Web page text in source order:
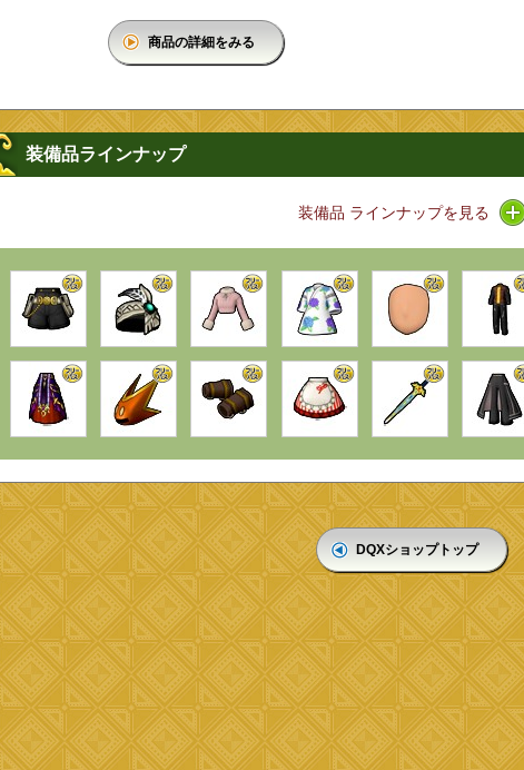
商品の詳細をみる
装備品ラインナップ
装備品 ラインナップを見る
DQXショップトップ